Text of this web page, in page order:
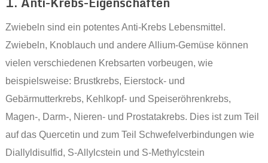
Zwiebeln sind ein potentes Anti-Krebs Lebensmittel.
Zwiebeln, Knoblauch und andere Allium-Gemüse können
vielen verschiedenen Krebsarten vorbeugen, wie
beispielsweise: Brustkrebs, Eierstock- und
Gebärmutterkrebs, Kehlkopf- und Speiseröhrenkrebs,
Magen-, Darm-, Nieren- und Prostatakrebs. Dies ist zum Teil
auf das Quercetin und zum Teil Schwefelverbindungen wie
Diallyldisulfid, S-Allylcstein und S-Methylcstein